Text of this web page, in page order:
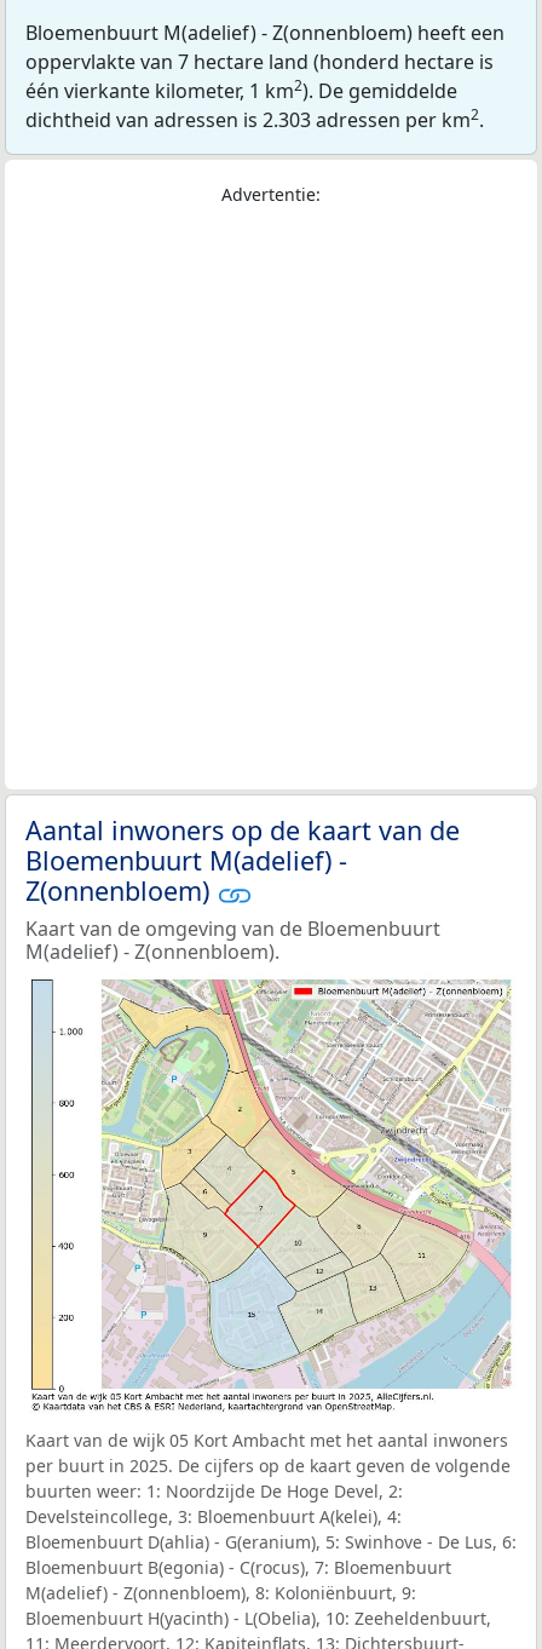
Bloemenbuurt M(adelief) - Z(onnenbloem) heeft een
oppervlakte van 7 hectare land (honderd hectare is
één vierkante kilometer, 1 km2). De gemiddelde
dichtheid van adressen is 2.303 adressen per km2.
Advertentie:
Aantal inwoners op de kaart van de
Bloemenbuurt M(adelief) -
Z(onnenbloem)
Kaart van de omgeving van de Bloemenbuurt
M(adelief) - Z(onnenbloem).
Kaart van de wijk 05 Kort Ambacht met het aantal inwoners
per buurt in 2025. De cijfers op de kaart geven de volgende
buurten weer: 1: Noordzijde De Hoge Devel, 2:
Develsteincollege, 3: Bloemenbuurt A(kelei), 4:
Bloemenbuurt D(ahlia) - G(eranium), 5: Swinhove - De Lus, 6:
Bloemenbuurt B(egonia) - C(rocus), 7: Bloemenbuurt
M(adelief) - Z(onnenbloem), 8: Koloniënbuurt, 9:
Bloemenbuurt H(yacinth) - L(Obelia), 10: Zeeheldenbuurt,
11: Meerdervoort, 12: Kapiteinflats, 13: Dichtersbuurt-